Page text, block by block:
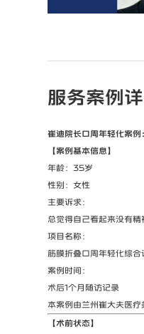
服务案例
崔迪院长口周年轻化案
【案例基本信息】
年龄：35岁
性别：女性
主要诉求：
总觉得自己看起来没有
项目名称：
筋膜折叠口周年轻化综合
案例时间：
术后1个月随访记录
本案例由兰州崔大夫医
【术前状态】